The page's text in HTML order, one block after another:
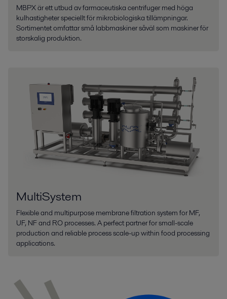
MBPX är ett utbud av farmaceutiska centrifuger med höga
kulhastigheter speciellt för mikrobiologiska tillämpningar.
Sortimentet omfattar små labbmaskiner såväl som maskiner för
storskalig produktion.
MultiSystem
Flexible and multipurpose membrane filtration system for MF,
UF, NF and RO processes. A perfect partner for small-scale
production and reliable process scale-up within food processing
applications.